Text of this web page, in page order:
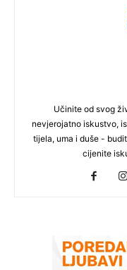
Učinite od svog
nevjerojatno iskustvo,
tijela, uma i duše -
cijenite